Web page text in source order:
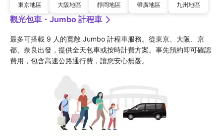
東京地區 大阪地區 靜岡地區 帶廣地區 九州地區
觀光包車・Jumbo 計程車
最多可搭載 9 人的寬敞 Jumbo 計程車服務。從東京、大阪、京
都、奈良出發，提供全天包車或按時計費方案。事先預約即可確認
費用，包含高速公路通行費，讓您安心無憂。